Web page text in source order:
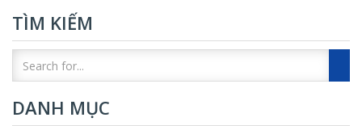
TÌM KIẾM
DANH MỤC